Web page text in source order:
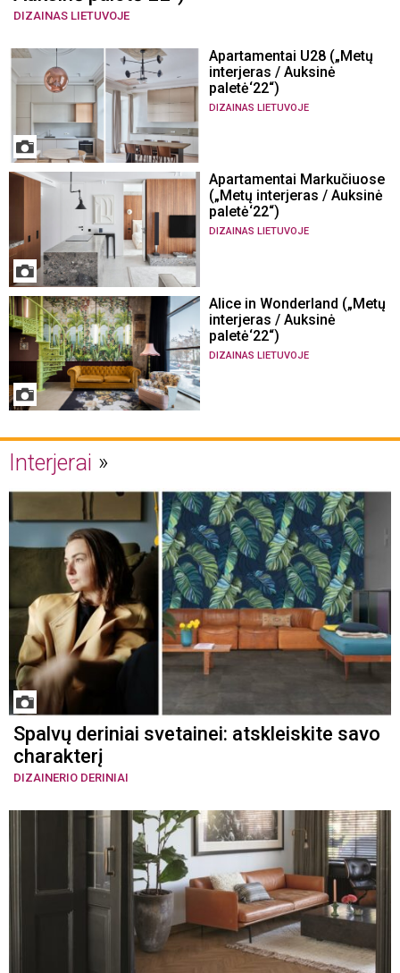
DIZAINAS LIETUVOJE
Apartamentai U28 („Metų
interjeras / Auksinė
paletė‘22“)
DIZAINAS LIETUVOJE
Apartamentai Markučiuose
(„Metų interjeras / Auksinė
paletė‘22“)
DIZAINAS LIETUVOJE
Alice in Wonderland („Metų
interjeras / Auksinė
paletė‘22“)
DIZAINAS LIETUVOJE
Interjerai
Spalvų deriniai svetainei: atskleiskite savo
charakterį
DIZAINERIO DERINIAI